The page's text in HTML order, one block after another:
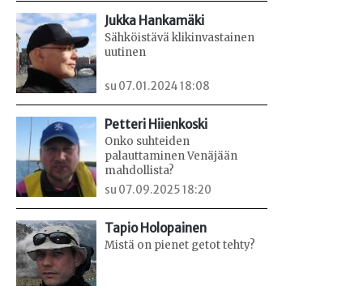
Jukka Hankamäki
Sähköistävä klikinvastainen
uutinen
su 07.01.2024 18:08
Petteri Hiienkoski
Onko suhteiden
palauttaminen Venäjään
mahdollista?
su 07.09.2025 18:20
Tapio Holopainen
Mistä on pienet getot tehty?